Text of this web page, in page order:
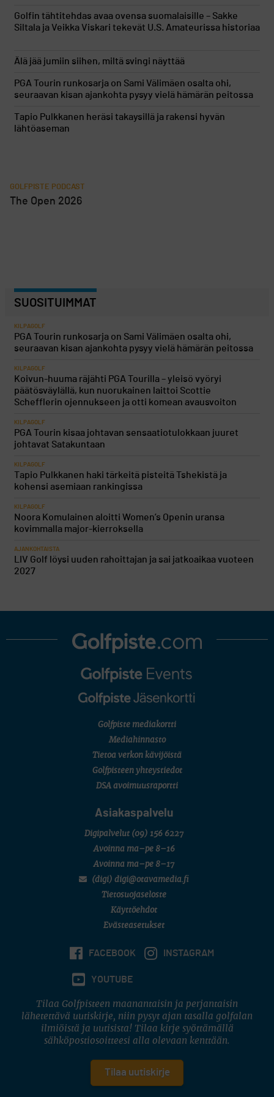
Golfin tähtitehdas avaa ovensa suomalaisille – Sakke
Siltala ja Veikka Viskari tekevät U.S. Amateurissa historiaa
Älä jää jumiin siihen, miltä svingi näyttää
PGA Tourin runkosarja on Sami Välimäen osalta ohi,
seuraavan kisan ajankohta pysyy vielä hämärän peitossa
Tapio Pulkkanen heräsi takaysillä ja rakensi hyvän
lähtöaseman
GOLFPISTE PODCAST
The Open 2026
SUOSITUIMMAT
KILPAGOLF
PGA Tourin runkosarja on Sami Välimäen osalta ohi,
seuraavan kisan ajankohta pysyy vielä hämärän peitossa
KILPAGOLF
Koivun-huuma räjähti PGA Tourilla – yleisö vyöryi
päätösväylällä, kun nuorukainen laittoi Scottie
Schefflerin ojennukseen ja otti komean avausvoiton
KILPAGOLF
PGA Tourin kisaa johtavan sensaatiotulokkaan juuret
johtavat Satakuntaan
KILPAGOLF
Tapio Pulkkanen haki tärkeitä pisteitä Tshekistä ja
kohensi asemiaan rankingissa
KILPAGOLF
Noora Komulainen aloitti Women’s Openin uransa
kovimmalla major-kierroksella
AJANKOHTAISTA
LIV Golf löysi uuden rahoittajan ja sai jatkoaikaa vuoteen
2027
Golfpiste mediakortti
Mediahinnasto
Tietoa verkon kävijöistä
Golfpisteen yhteystiedot
DSA avoimuusraportti
Asiakaspalvelu
Digipalvelut (09) 156 6227
Avoinna ma–pe 8–16
Avoinna ma–pe 8–17
(digi) digi@otavamedia.fi
Tietosuojaseloste
Käyttöehdot
Evästeasetukset
FACEBOOK INSTAGRAM
YOUTUBE
Tilaa Golfpisteen maanantaisin ja perjantaisin
lähetettävä uutiskirje, niin pysyt ajan tasalla golfalan
ilmiöistä ja uutisista! Tilaa kirje syöttämällä
sähköpostiosoitteesi alla olevaan kenttään.
Tilaa uutiskirje